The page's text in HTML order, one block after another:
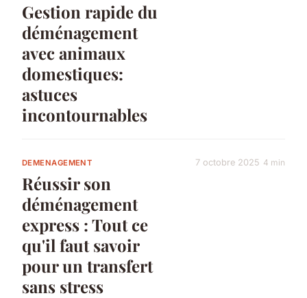
Gestion rapide du
déménagement
avec animaux
domestiques:
astuces
incontournables
DEMENAGEMENT
Réussir son
déménagement
express : Tout ce
qu'il faut savoir
pour un transfert
sans stress
7 octobre 2025 4 min